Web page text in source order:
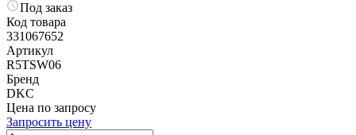
Под заказ
Код товара
331067652
Артикул
R5TSW06
Бренд
DKC
Цена по запросу
Запросить цену